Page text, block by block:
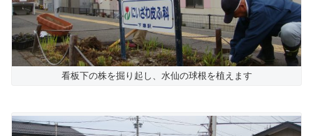
看板下の株を掘り起し、水仙の球根を植えます